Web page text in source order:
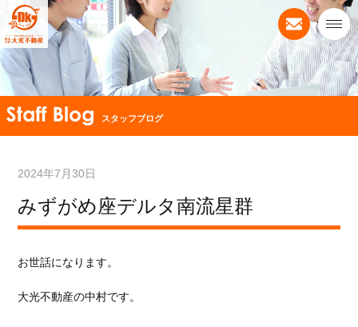
スタッフブログ
2024年7月30日
みずがめ座デルタ南流星群
お世話になります。
大光不動産の中村です。